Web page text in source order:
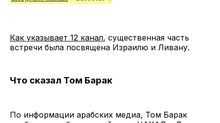
Как указывает 12 канал, существенная часть
встречи была посвящена Израилю и Ливану.
Что сказал Том Барак
По информации арабских медиа, Том Барак